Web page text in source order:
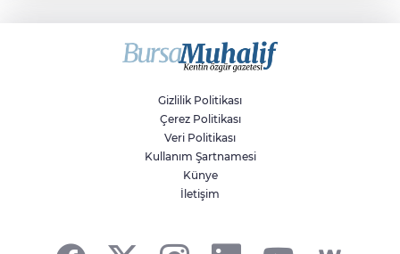
Savaşların gölgesinde engellilik,
doğa ve kaybedilen gelecek
Gizlilik Politikası
Çerez Politikası
Veri Politikası
Kullanım Şartnamesi
Künye
İletişim